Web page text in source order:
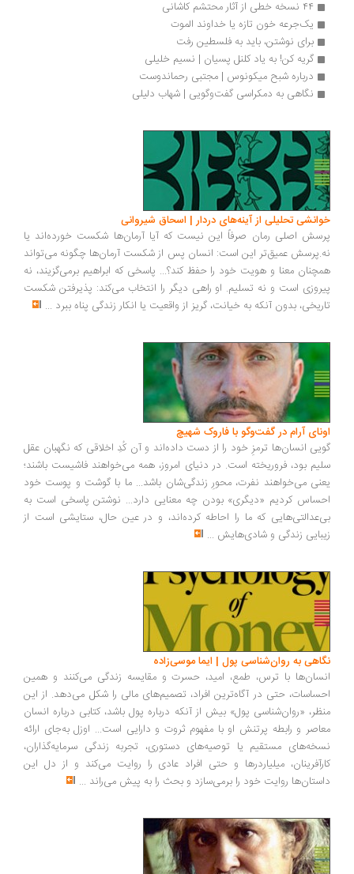
یک‌جرعه خون تازه یا خداوند الموت
برای نوشتن، باید به فلسطین رفت
گریه کن! به یاد کلنل پسیان | نسیم خلیلی
درباره شبح میکونوس | مجتبی رحماندوست
نگاهی به دمکراسی گفت‌وگویی | شهاب دلیلی
تحلیلی از آینه‌های دردار | اسحاق شیروانی
اصلی رمان صرفاً این نیست که آیا آرمان‌ها شکست خورده‌اند یا
عمیق‌تر این است: انسان پس از شکست آرمان‌ها چگونه می‌تواند
معنا و هویت خود را حفظ کند؟... پاسخی که ابراهیم برمی‌گزیند، نه
است و نه تسلیم. او راهی دیگر را انتخاب می‌کند: پذیرفتن شکست
بدون آنکه به خیانت، گریز از واقعیت یا انکار زندگی پناه ببرد...
آرام در گفت‌وگو با فاروک شهیچ‭
انسان‌ها ترمزِ خود را از دست داده‌اند و آن کُدِ اخلاقی که نگهبان عقل
بود، فروریخته است. در دنیای امروز، همه می‌خواهند فاشیست باشند؛
می‌خواهند نفرت، محورِ زندگی‌شان باشد... ما با گوشت و پوست خود
کردیم «دیگری» بودن چه معنایی دارد... نوشتن پاسخی است به
که ما را احاطه کرده‌اند، و در عین حال، ستایشی است از
زندگی و شادی‌هایش...
به روان‌شناسی پول | ایما موسی‌زاده
با ترس، طمع، امید، حسرت و مقایسه زندگی می‌کنند و همین
حتی در آگاه‌ترین افراد، تصمیم‌های مالی را شکل می‌دهد. از این
«روان‌شناسی پول» بیش از آنکه درباره پول باشد، کتابی درباره انسان
و رابطه پرتنش او با مفهوم ثروت و دارایی است... اوزل به‌جای ارائه
مستقیم یا توصیه‌های دستوری، تجربه زندگی سرمایه‌گذاران،
میلیاردرها و حتی افراد عادی را روایت می‌کند و از دل این
روایت خود را برمی‌سازد و بحث را به پیش می‌راند ...